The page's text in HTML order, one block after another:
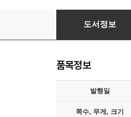
예술적 생활: H군에게
도서정보
품목정보
발행일
쪽수, 무게, 크기